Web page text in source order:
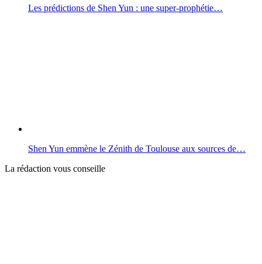
Les prédictions de Shen Yun : une super-prophétie…
Shen Yun emmène le Zénith de Toulouse aux sources de…
La rédaction vous conseille